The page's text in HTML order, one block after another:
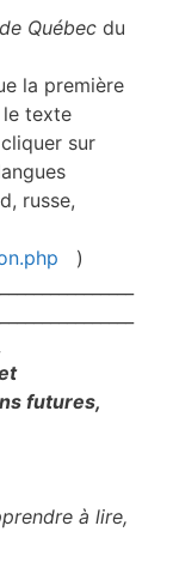
Québec du
la première
le texte
sur
russe,
)
futures,
à lire,